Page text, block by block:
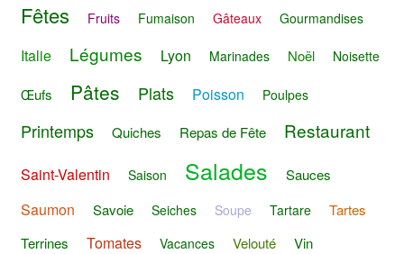
Fêtes Fruits Fumaison Gâteaux Gourmandises
Italie Légumes Lyon Marinades Noël Noisette
Œufs Pâtes Plats Poisson Poulpes
Printemps Quiches Repas de Fête Restaurant
Saint-Valentin Saison Salades Sauces
Saumon Savoie Seiches Soupe Tartare
Tartes
Terrines
Tomates Vacances Velouté Vin